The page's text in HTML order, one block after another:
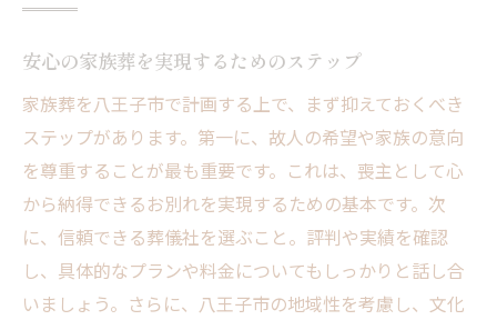
安心の家族葬を実現するためのステップ
家族葬を八王子市で計画する上で、まず抑えておくべき
ステップがあります。第一に、故人の希望や家族の意向
を尊重することが最も重要です。これは、喪主として心
から納得できるお別れを実現するための基本です。次
に、信頼できる葬儀社を選ぶこと。評判や実績を確認
し、具体的なプランや料金についてもしっかりと話し合
いましょう。さらに、八王子市の地域性を考慮し、文化